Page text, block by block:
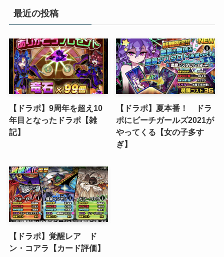
リ
最近の投稿
【ドラポ】9周年を超え10
年目となったドラポ【雑
記】
【ドラポ】夏本番！ ドラ
ポにビーチガールズ2021が
やってくる【女の子多す
ぎ】
【ドラポ】覚醒レア ド
ン・コアラ【カード評価】